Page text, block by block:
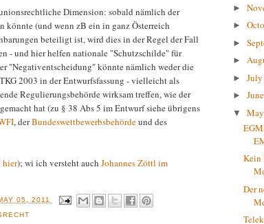
Dimension: sobald nämlich der
(und wenn zB ein in ganz Österreich
beteiligt ist, wird dies in der Regel der Fall
- und hier helfen nationale "Schutzschilde" für
"Negativentscheidung" könnte nämlich weder die
2003 in der Entwurfsfassung - vielleicht als
Regulierungsbehörde wirksam treffen, wie der
hat (zu § 38 Abs 5 im Entwurf siehe übrigens
, derBundeswettbewerbsbehördeund des
hier); wi ich versteht auch Johannes Zöttl im
05, 2011
►
►
►
►
► July
► June
▼ May
Kein
Der